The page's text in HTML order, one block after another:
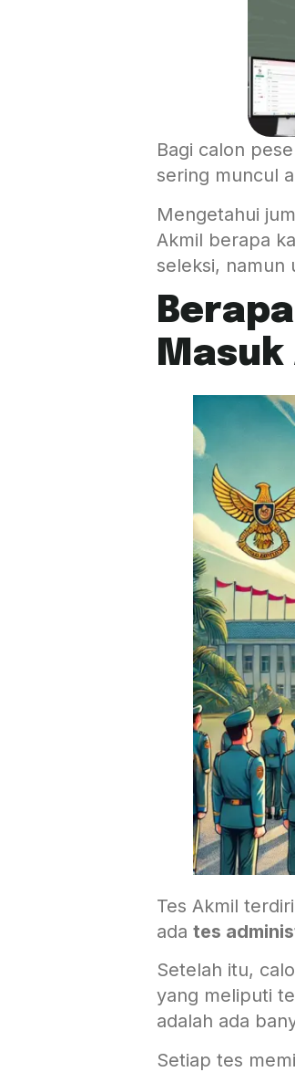
Bagi calon
sering muncul
Mengetahui
Akmil berapa
seleksi, namun
Masuk
Tes Akmil
ada tes
Setelah itu,
yang meliputi
adalah ada
Setiap tes